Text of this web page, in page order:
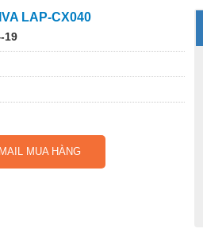
LAP-CX040
19
MUA HÀNG